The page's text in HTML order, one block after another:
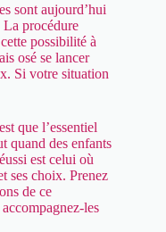
sont aujourd’hui
La procédure
possibilité à
osé se lancer
Si votre situation
que l’essentiel
quand des enfants
est celui où
ses choix. Prenez
de ce
les